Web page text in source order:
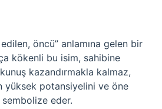
öncü” anlamına gelen bir
kökenli bu isim, sahibine
kazandırmakla kalmaz,
yüksek potansiyelini ve öne
eder.